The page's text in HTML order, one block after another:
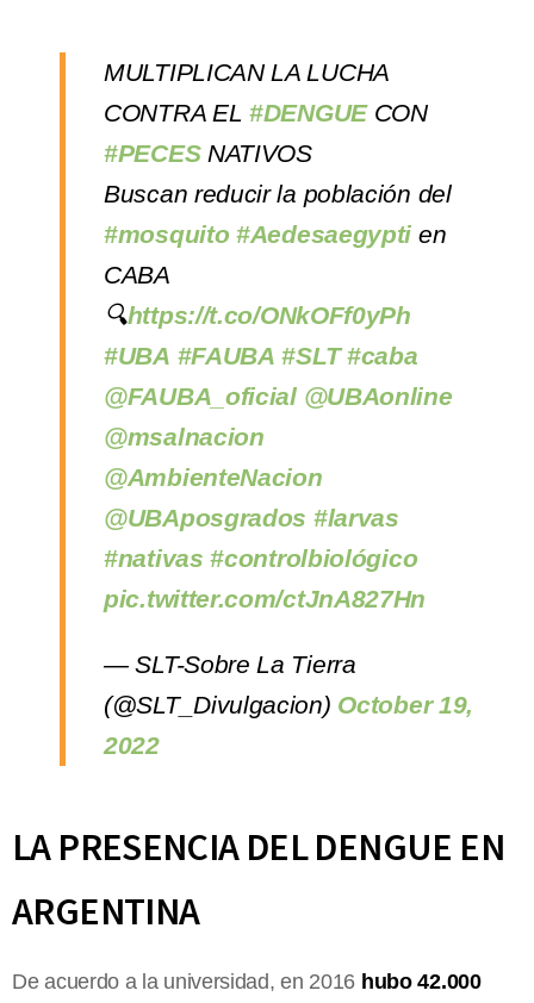
MULTIPLICAN LA LUCHA
CONTRA EL #DENGUECON
#PECESNATIVOS
Buscan reducir la población del
#mosquito #Aedesaegypti en
CABA
🔍https://t.co/ONkOFf0yPh
#UBA #FAUBA #SLT #caba
@FAUBA_oficial @UBAonline
@msalnacion
@AmbienteNacion
@UBAposgrados #larvas
#nativas #controlbiológico
pic.twitter.com/ctJnA827Hn
— SLT-Sobre La Tierra
(@SLT_Divulgacion) October 19,
2022
LA PRESENCIA DEL DENGUE EN
ARGENTINA
De acuerdo a la universidad, en 2016 hubo 42.000